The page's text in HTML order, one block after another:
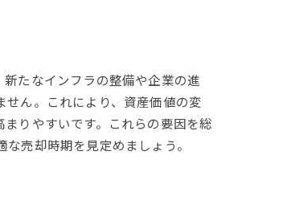
たなインフラの整備や企業の進
ん。これにより、資産価値の変
りやすいです。これらの要因を総
売却時期を見定めましょう。